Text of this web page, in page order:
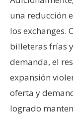
una reducción
los exchanges.
billeteras frías
demanda, el
expansión
oferta y
logrado